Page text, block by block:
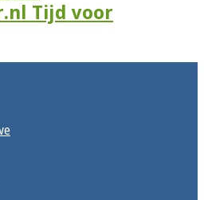
Tijd voor